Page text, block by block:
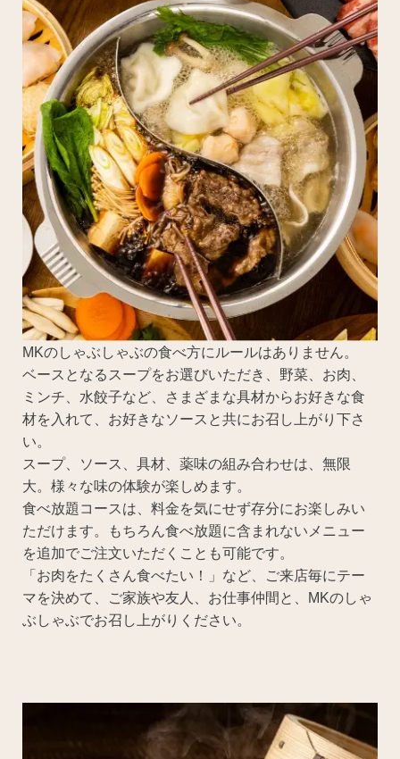
MKのしゃぶしゃぶの食べ方にルールはありません。
ベースとなるスープをお選びいただき、野菜、お肉、
ミンチ、水餃子など、さまざまな具材からお好きな食
材を入れて、お好きなソースと共にお召し上がり下さ
い。
スープ、ソース、具材、薬味の組み合わせは、無限
大。様々な味の体験が楽しめます。
食べ放題コースは、料金を気にせず存分にお楽しみい
ただけます。もちろん食べ放題に含まれないメニュー
を追加でご注文いただくことも可能です。
「お肉をたくさん食べたい！」など、ご来店毎にテー
マを決めて、ご家族や友人、お仕事仲間と、MKのしゃ
ぶしゃぶでお召し上がりください。